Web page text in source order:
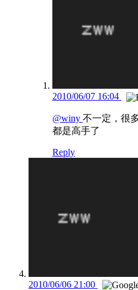
2010/06/07 16:04
@winy 不一定，很
都是高手了
Reply
2010/06/06 21:00